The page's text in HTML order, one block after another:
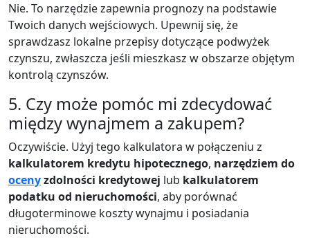
Nie. To narzędzie zapewnia prognozy na podstawie
Twoich danych wejściowych. Upewnij się, że
sprawdzasz lokalne przepisy dotyczące podwyżek
czynszu, zwłaszcza jeśli mieszkasz w obszarze objętym
kontrolą czynszów.
5. Czy może pomóc mi zdecydować
między wynajmem a zakupem?
Oczywiście. Użyj tego kalkulatora w połączeniu z
kalkulatorem kredytu hipotecznego, narzędziem do
ocenyzdolności kredytowej lub kalkulatorem
podatku od nieruchomości, aby porównać
długoterminowe koszty wynajmu i posiadania
nieruchomości.